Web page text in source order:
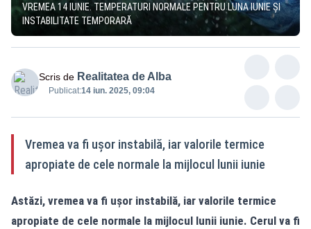
VREMEA 14 IUNIE. TEMPERATURI NORMALE PENTRU LUNA IUNIE ȘI
INSTABILITATE TEMPORARĂ
Scris de Realitatea de Alba
Publicat:14 iun. 2025, 09:04
Vremea va fi ușor instabilă, iar valorile termice
apropiate de cele normale la mijlocul lunii iunie
Astăzi, vremea va fi ușor instabilă, iar valorile termice
apropiate de cele normale la mijlocul lunii iunie. Cerul va fi